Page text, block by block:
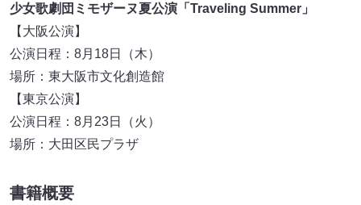
少女歌劇団ミモザーヌ夏公演「Traveling Summer」
【大阪公演】
公演日程：8月18日（木）
場所：東大阪市文化創造館
【東京公演】
公演日程：8月23日（火）
場所：大田区民プラザ
書籍概要